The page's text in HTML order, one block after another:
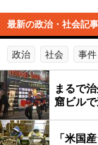
最新の政治・社会記事
政治 社会 事件
まるで
窟ビル
「米国